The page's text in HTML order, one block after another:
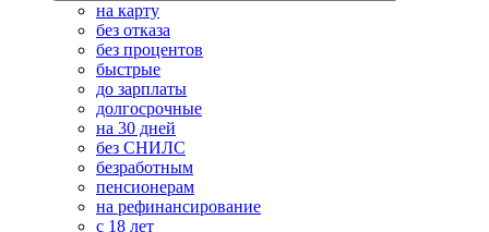
на карту
без отказа
без процентов
быстрые
до зарплаты
долгосрочные
на 30 дней
без СНИЛС
безработным
пенсионерам
на рефинансирование
с 18 лет